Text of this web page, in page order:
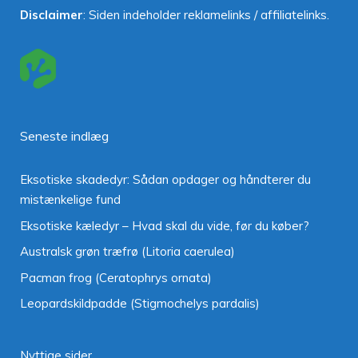
Disclaimer: Siden indeholder reklamelinks / affiliatelinks.
Seneste indlæg
Eksotiske skadedyr: Sådan opdager og håndterer du
mistænkelige fund
Eksotiske kæledyr – Hvad skal du vide, før du køber?
Australsk grøn træfrø (Litoria caerulea)
Pacman frog (Ceratophrys ornata)
Leopardskildpadde (Stigmochelys pardalis)